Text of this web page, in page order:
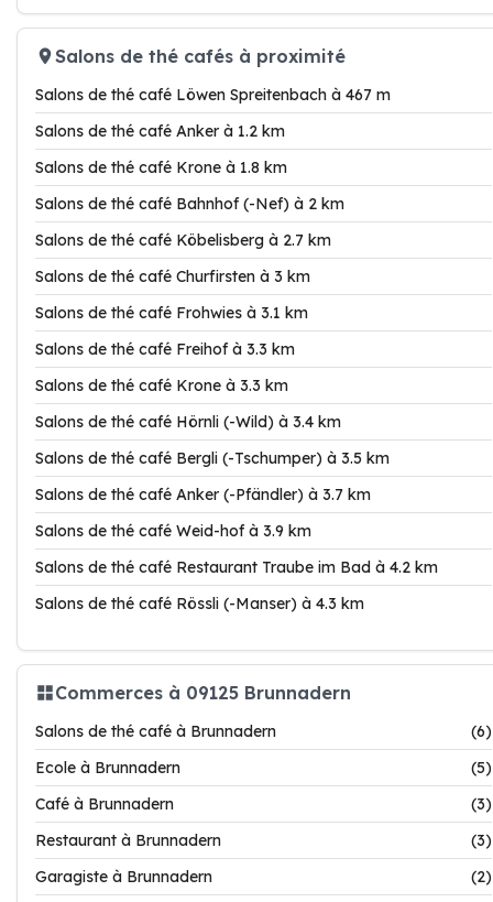
Salons de thé cafés à proximité
Salons de thé café Löwen Spreitenbach à 467 m
Salons de thé café Anker à 1.2 km
Salons de thé café Krone à 1.8 km
Salons de thé café Bahnhof (-Nef) à 2 km
Salons de thé café Köbelisberg à 2.7 km
Salons de thé café Churfirsten à 3 km
Salons de thé café Frohwies à 3.1 km
Salons de thé café Freihof à 3.3 km
Salons de thé café Krone à 3.3 km
Salons de thé café Hörnli (-Wild) à 3.4 km
Salons de thé café Bergli (-Tschumper) à 3.5 km
Salons de thé café Anker (-Pfändler) à 3.7 km
Salons de thé café Weid-hof à 3.9 km
Salons de thé café Restaurant Traube im Bad à 4.2 km
Salons de thé café Rössli (-Manser) à 4.3 km
Commerces à 09125 Brunnadern
Salons de thé café à Brunnadern
(6)
Ecole à Brunnadern
(5)
Café à Brunnadern
(3)
Restaurant à Brunnadern
(3)
Garagiste à Brunnadern
(2)